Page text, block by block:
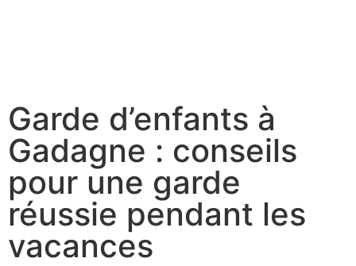
Garde d’enfants à
Gadagne : conseils
pour une garde
réussie pendant les
vacances